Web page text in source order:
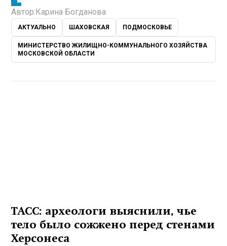
Автор: Карина Богданова
АКТУАЛЬНО ШАХОВСКАЯ ПОДМОСКОВЬЕ
МИНИСТЕРСТВО ЖИЛИЩНО-КОММУНАЛЬНОГО ХОЗЯЙСТВА
МОСКОВСКОЙ ОБЛАСТИ
ТАСС: археологи выяснили, чье
тело было сожжено перед стенами
Херсонеса